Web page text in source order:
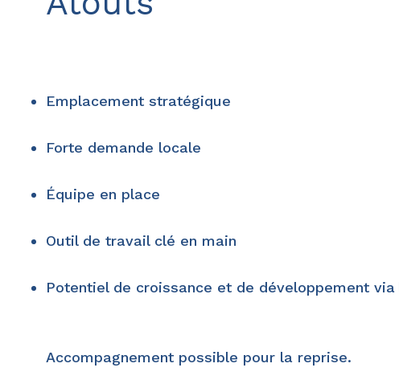
Emplacement stratégique
Forte demande locale
Équipe en place
Outil de travail clé en main
Potentiel de croissance et de développement
Accompagnement possible pour la reprise.